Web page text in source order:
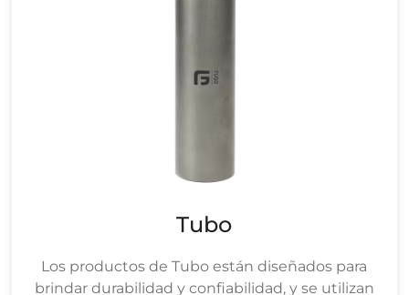
Tubo
Los productos de Tubo están diseñados para
brindar durabilidad y confiabilidad, y se utilizan